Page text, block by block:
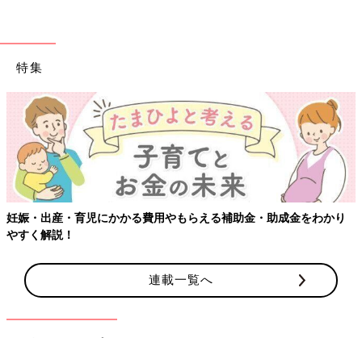
特集
妊娠・出産・育児にかかる費用やもらえる補助金・助成金をわかり
やすく解説！
連載一覧へ